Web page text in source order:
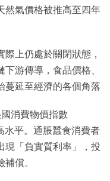
然氣價格被推高至四年
上仍處於關閉狀態，
游傳導，食品價格、
蔓延至經濟的各個角落
消費物價指數
水平。通脹蠶食消費者
現「負實質利率」，投
償。